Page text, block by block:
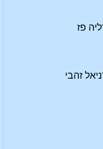
פז
זהבי